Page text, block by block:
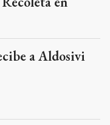
a Aldosivi